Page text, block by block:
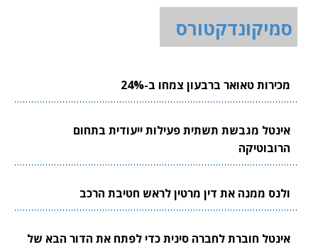
סמיקונדקטורס
מכירות טאואר ברבעון צמחו ב-24%
אינטל מגבשת תשתית פעילות ייעודית בתחום
הרובוטיקה
ולנס ממנה את דין מרטין לראש חטיבת הרכב
אינטל חוברת לחברה סינית כדי לפתח את הדור הבא של